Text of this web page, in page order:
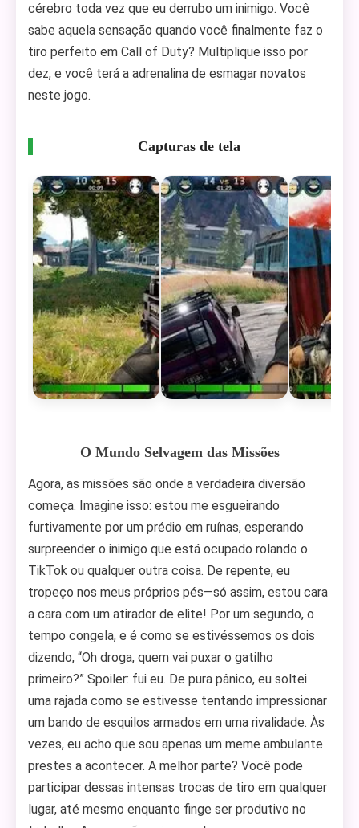
cérebro toda vez que eu derrubo um inimigo. Você
sabe aquela sensação quando você finalmente faz o
tiro perfeito em Call of Duty? Multiplique isso por
dez, e você terá a adrenalina de esmagar novatos
neste jogo.
Capturas de tela
O Mundo Selvagem das Missões
Agora, as missões são onde a verdadeira diversão
começa. Imagine isso: estou me esgueirando
furtivamente por um prédio em ruínas, esperando
surpreender o inimigo que está ocupado rolando o
TikTok ou qualquer outra coisa. De repente, eu
tropeço nos meus próprios pés—só assim, estou cara
a cara com um atirador de elite! Por um segundo, o
tempo congela, e é como se estivéssemos os dois
dizendo, “Oh droga, quem vai puxar o gatilho
primeiro?” Spoiler: fui eu. De pura pânico, eu soltei
uma rajada como se estivesse tentando impressionar
um bando de esquilos armados em uma rivalidade. Às
vezes, eu acho que sou apenas um meme ambulante
prestes a acontecer. A melhor parte? Você pode
participar dessas intensas trocas de tiro em qualquer
lugar, até mesmo enquanto finge ser produtivo no